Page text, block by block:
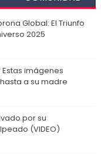
Global: El Triunfo
2025
Estas imágenes
a su madre
por su
(VIDEO)